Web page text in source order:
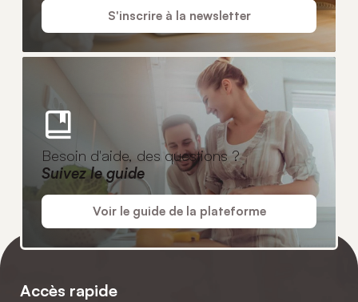
S'inscrire à la newsletter
Besoin d'aide, des questions ?
Suivez le guide
Voir le guide de la plateforme
Accès rapide